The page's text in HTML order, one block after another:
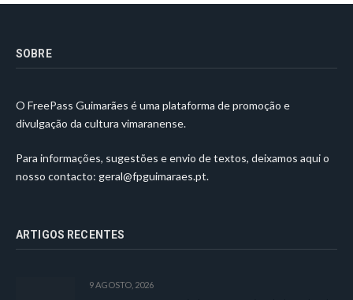
SOBRE
O FreePass Guimarães é uma plataforma de promoção e
divulgação da cultura vimaranense.
Para informações, sugestões e envio de textos, deixamos aqui o
nosso contacto: geral@fpguimaraes.pt.
ARTIGOS RECENTES
9 AGOSTO, 2026